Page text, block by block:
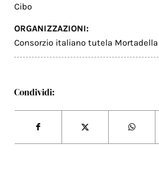
Cibo
ORGANIZZAZIONI:
Consorzio italiano tutela Mortadella
Condividi: